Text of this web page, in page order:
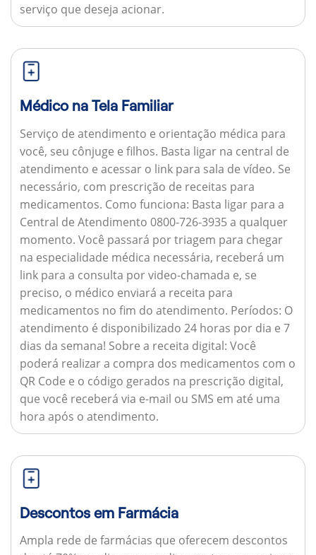
serviço que deseja acionar.
Médico na Tela Familiar
Serviço de atendimento e orientação médica para
você, seu cônjuge e filhos. Basta ligar na central de
atendimento e acessar o link para sala de vídeo. Se
necessário, com prescrição de receitas para
medicamentos. Como funciona: Basta ligar para a
Central de Atendimento 0800-726-3935 a qualquer
momento. Você passará por triagem para chegar
na especialidade médica necessária, receberá um
link para a consulta por video-chamada e, se
preciso, o médico enviará a receita para
medicamentos no fim do atendimento. Períodos: O
atendimento é disponibilizado 24 horas por dia e 7
dias da semana! Sobre a receita digital: Você
poderá realizar a compra dos medicamentos com o
QR Code e o código gerados na prescrição digital,
que você receberá via e-mail ou SMS em até uma
hora após o atendimento.
Descontos em Farmácia
Ampla rede de farmácias que oferecem descontos